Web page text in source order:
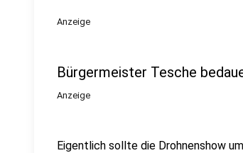
Anzeige
Bürgermeister Tesche
Anzeige
Eigentlich sollte die Drohnenshow